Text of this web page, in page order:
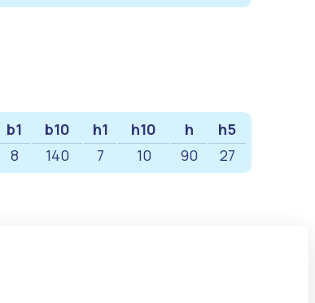
b1 b10 h1 h10 h
h5
8 140 7 10 90 27